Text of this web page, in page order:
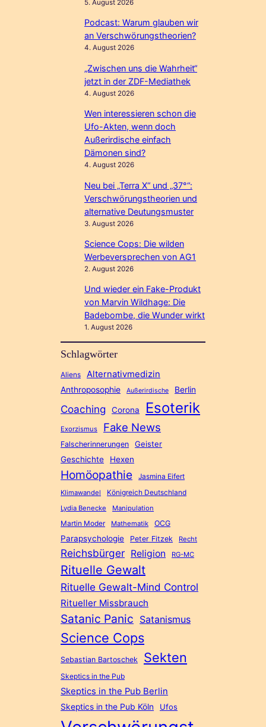
5. August 2026
Podcast: Warum glauben wir
an Verschwörungstheorien?
4. August 2026
„Zwischen uns die Wahrheit“
jetzt in der ZDF-Mediathek
4. August 2026
Wen interessieren schon die
Ufo-Akten, wenn doch
Außerirdische einfach
Dämonen sind?
4. August 2026
Neu bei „Terra X“ und „37°“:
Verschwörungstheorien und
alternative Deutungsmuster
3. August 2026
Science Cops: Die wilden
Werbeversprechen von AG1
2. August 2026
Und wieder ein Fake-Produkt
von Marvin Wildhage: Die
Badebombe, die Wunder wirkt
1. August 2026
Schlagwörter
Aliens Alternativmedizin
Anthroposophie Außerirdische Berlin
Coaching Corona Esoterik
Exorzismus Fake News
Falscherinnerungen
Geister
Geschichte
Hexen
Homöopathie Jasmina Eifert
Klimawandel Königreich Deutschland
Lydia Benecke Manipulation
Martin Moder Mathematik OCG
Parapsychologie Peter Fitzek Recht
Reichsbürger Religion RG-MC
Rituelle Gewalt
Rituelle Gewalt-Mind Control
Ritueller Missbrauch
Satanic Panic Satanismus
Science Cops
Sebastian Bartoschek Sekten
Skeptics in the Pub
Skeptics in the Pub Berlin
Skeptics in the Pub Köln Ufos